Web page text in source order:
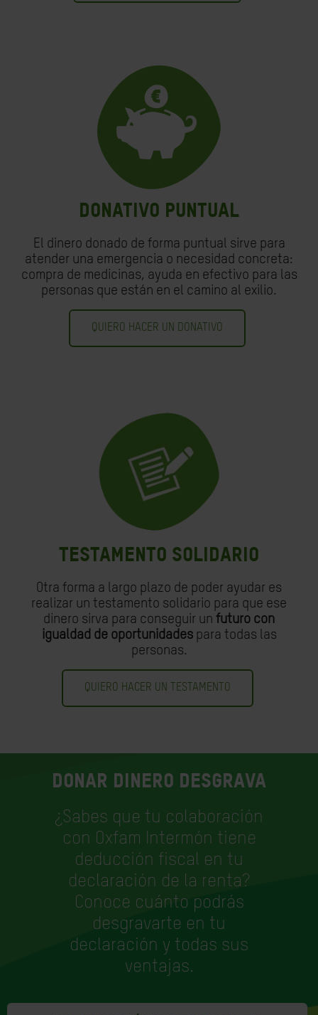
DONATIVO PUNTUAL
El dinero donado de forma puntual sirve para
atender una emergencia o necesidad concreta:
compra de medicinas, ayuda en efectivo para las
personas que están en el camino al exilio.
QUIERO HACER UN DONATIVO
TESTAMENTO SOLIDARIO
Otra forma a largo plazo de poder ayudar es
realizar un testamento solidario para que ese
dinero sirva para conseguir un futuro con
igualdad de oportunidadespara todas las
personas.
QUIERO HACER UN TESTAMENTO
Donar dinero desgrava
¿Sabes que tu colaboración
con Oxfam Intermón tiene
deducción fiscal en tu
declaración de la renta?
Conoce cuánto podrás
desgravarte en tu
declaración y todas sus
ventajas.